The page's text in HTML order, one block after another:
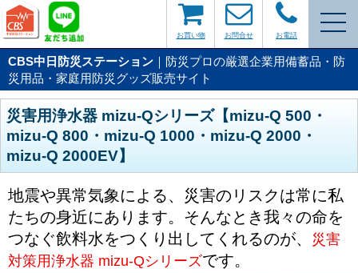
お電話
お問合せ
お買い物
CBS中日防災ステーション ｜防災プロの厳選企業用備蓄品・防
災用品・家庭用防災グッズ販売サイト
災害用浄水器 mizu-Qシリーズ【mizu-Q 500・
mizu-Q 800・mizu-Q 1000・mizu-Q 2000・
mizu-Q 2000EV】
地震や異常気象による、災害のリスクは常に私
たちの身近にあります。そんなとき我々の命を
つなぐ飲料水をつくり出してくれるのが、
災害
対策用浄水器 mizu-Qシリーズです。